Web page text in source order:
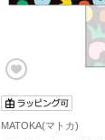
MATOKA(マトカ)